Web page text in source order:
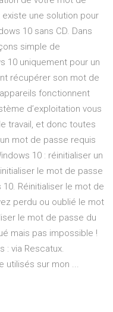
existe une solution pour
10 sans CD. Dans
simple de
10 uniquement pour un
récupérer son mot de
fonctionnent
d’exploitation vous
travail, et donc toutes
mot de passe requis
10 : réinitialiser un
le mot de passe
Réinitialiser le mot de
perdu ou oublié le mot
le mot de passe du
mais pas impossible !
: via Rescatux.
utilisés sur mon ...